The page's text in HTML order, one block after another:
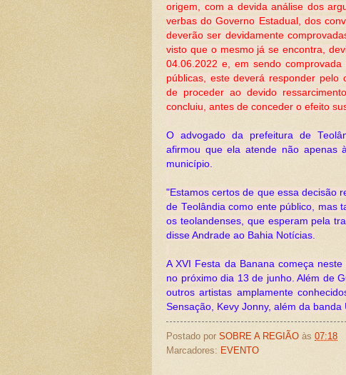
origem, com a devida análise dos
verbas do Governo Estadual, dos
deverão ser devidamente
visto que o mesmo já se encontra,
04.06.2022 e, em sendo
públicas, este deverá responder pelo
de proceder ao devido
concluiu, antes de conceder o efeito
O advogado da prefeitura de
afirmou que ela atende não apenas
município.
"Estamos certos de que essa decisão
de Teolândia como ente público, mas
os teolandenses, que esperam pela
disse Andrade ao Bahia Notícias.
A XVI Festa da Banana começa
no próximo dia 13 de junho. Além de
outros artistas amplamente
Sensação, Kevy Jonny, além da banda
Postado por SOBRE A REGIÃO às 07:18
Marcadores: EVENTO